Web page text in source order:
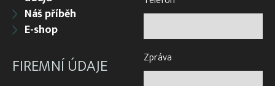
Náš příběh
E-shop
FIREMNÍ ÚDAJE Zpráva